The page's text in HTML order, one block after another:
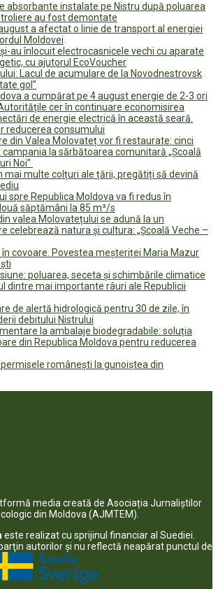
absorbante instalate pe Nistru după poluarea
au fost demontate
a afectat o linie de transport al energiei
Moldovei
au înlocuit electrocasnicele vechi cu aparate
cu ajutorul EcoVoucher
Lacul de acumulare de la Novodnestrovsk
gol”
a cumpărat pe 4 august energie de 2-3 ori
cer în continuare economisirea
de energie electrică în această seară.
reducerea consumului
din Valea Molovateț vor fi restaurate: cinci
la sărbătoarea comunitară „Școală
Noi”
mai multe colțuri ale țării, pregătiți să devină
spre Republica Moldova va fi redus în
săptămâni la 85 m³/s
valea Molovatețului se adună la un
celebrează natura și cultura: „Școală Veche –
covoare. Povestea meșteriței Maria Mazur
poluarea, seceta și schimbările climatice
dintre mai importante râuri ale Republicii
de alertă hidrologică pentru 30 de zile, în
debitului Nistrului
la ambalaje biodegradabile: soluția
din Republica Moldova pentru reducerea
românești la gunoiștea din
media creată de Asociația Jurnaliștilor
din Moldova (AJMTEM).
este realizat cu sprijinul financiar al Suediei.
autorilor şi nu reflectă neapărat punctul de